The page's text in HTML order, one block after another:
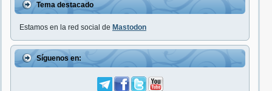
Tema destacado
Estamos en la red social de Mastodon
Síguenos en: